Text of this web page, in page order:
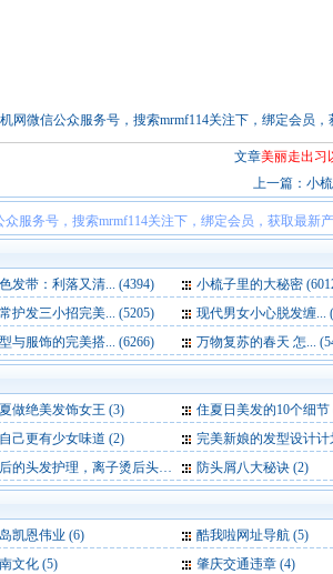
微信公众服务号，搜索mrmf114关注下，绑定会员
文章美丽走出习
上一篇： 小
服务号，搜索mrmf114关注下，绑定会员，获取最新
发带：利落又清... (4394) 小梳子里的大秘密
护发三小招完美... (5205) 现代男女小心脱发缠...
与服饰的完美搭... (6266) 万物复苏的春天 怎...
做绝美发饰女王 (3) 住夏日美发的10个细节
己更有少女味道 (2) 完美新娘的发型设计计
的头发护理，离子烫后头发护理 (2) 防头屑八大秘诀 (2)
凯恩伟业 (6) 酷我啦网址导航 (5)
文化 (5) 肇庆交通违章 (4)